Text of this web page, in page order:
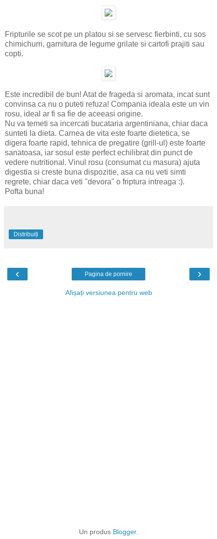
Fripturile se scot pe un platou si se servesc fierbinti, cu sos
chimichurri, garnitura de legume grilate si cartofi prajiti sau
copti.
Este incredibil de bun! Atat de frageda si aromata, incat sunt
convinsa ca nu o puteti refuza! Compania ideala este un vin
rosu, ideal ar fi sa fie de aceeasi origine.
Nu va temeti sa incercati bucataria argentiniana, chiar daca
sunteti la dieta. Carnea de vita este foarte dietetica, se
digera foarte rapid, tehnica de pregatire (grill-ul) este foarte
sanatoasa, iar sosul este perfect echilibrat din punct de
vedere nutritional. Vinul rosu (consumat cu masura) ajuta
digestia si creste buna dispozitie, asa ca nu veti simti
regrete, chiar daca veti "devora" o friptura intreaga :).
Pofta buna!
Distribuiți
‹ ›
Pagina de pornire
Afișați versiunea pentru web
Un produs Blogger.